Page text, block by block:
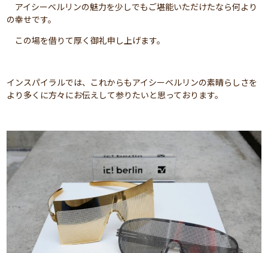
アイシーベルリンの魅力を少しでもご堪能いただけたなら何より
の幸せです。
この場を借りて厚く御礼申し上げます。
インスパイラルでは、これからもアイシーベルリンの素晴らしさを
より多くに方々にお伝えして参りたいと思っております。